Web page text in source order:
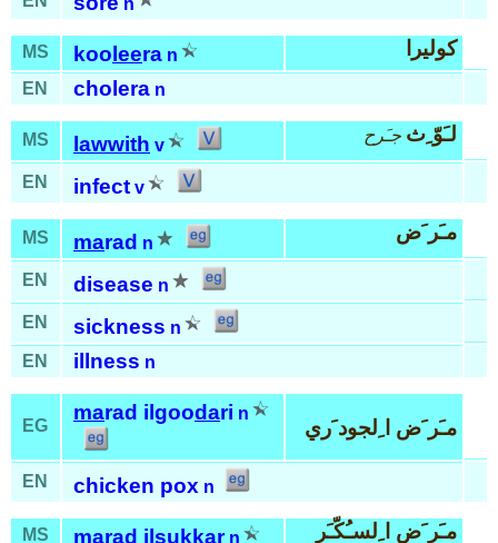
n
MS koo leera n كوليرا
EN cholera n
MS lawwith v لـَوّ ِث جـَرح
EN infect v
MS marad n مـَر َض
EN disease n
EN
sickness n
EN
illness n
EG
marad ilgoodari n
مـَر َض ا ِلجود َري
EN chicken pox n
MS marad il sukkar n مـَر َض ا ِلسـُكّـَر